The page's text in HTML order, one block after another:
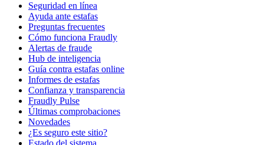
Seguridad en línea
Ayuda ante estafas
Preguntas frecuentes
Cómo funciona Fraudly
Alertas de fraude
Hub de inteligencia
Guía contra estafas online
Informes de estafas
Confianza y transparencia
Fraudly Pulse
Últimas comprobaciones
Novedades
¿Es seguro este sitio?